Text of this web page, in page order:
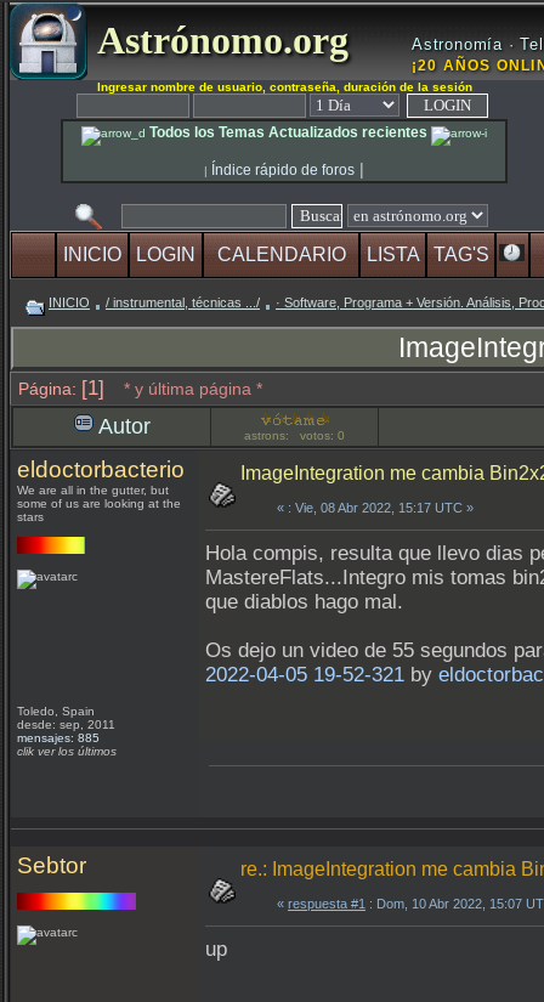
Astrónomo.org Astronomía ·
¡20 AÑOS
Ingresar nombre de usuario, contraseña, duración de la sesión
Todos los Temas Actualizados recientes
| Índice rápido de foros |
INICIO LOGIN CALENDARIO LISTA TAG'S
INICIO / instrumental, técnicas .../ · Software, Programa + Versión. Análisis,
Página: [1] * y última página *
Autor astrons: votos: 0
eldoctorbacterio
We are all in the gutter, but
some of us are looking at the
stars
Toledo, Spain
desde: sep, 2011
mensajes: 885
clik ver los últimos
ImageIntegration me cambia
« : Vie, 08 Abr 2022, 15:17 UTC »
Hola compis, resulta que llevo dias
MastereFlats...Integro mis tomas
que diablos hago mal.
Os dejo un video de 55 segundos
2022-04-05 19-52-321 by
Sebtor re.: ImageIntegration me cambia
« respuesta #1 : Dom, 10 Abr 2022, 15:07
up